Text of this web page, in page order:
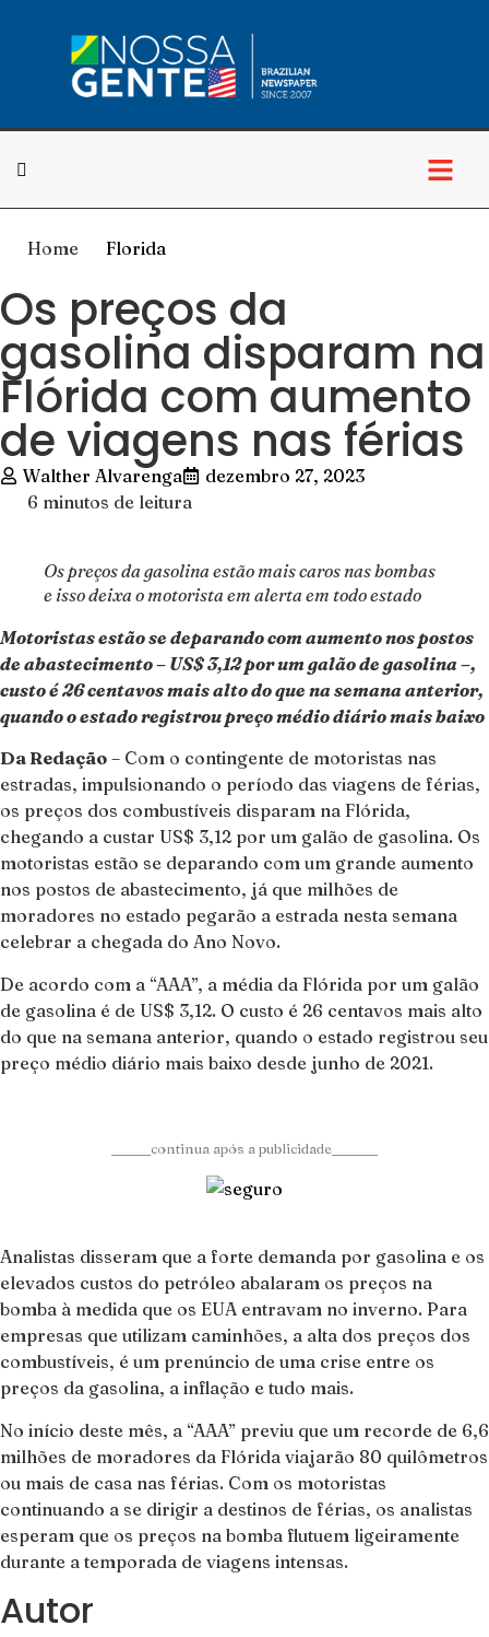
Home Florida
Os preços da
gasolina disparam na
Flórida com aumento
de viagens nas férias
Walther Alvarenga
dezembro 27, 2023
6 minutos de leitura
Os preços da gasolina estão mais caros nas bombas
e isso deixa o motorista em alerta em todo estado
Motoristas estão se deparando com aumento nos postos
de abastecimento – US$ 3,12 por um galão de gasolina –,
custo é 26 centavos mais alto do que na semana anterior,
quando o estado registrou preço médio diário mais baixo
Da Redação – Com o contingente de motoristas nas
estradas, impulsionando o período das viagens de férias,
os preços dos combustíveis disparam na Flórida,
chegando a custar US$ 3,12 por um galão de gasolina. Os
motoristas estão se deparando com um grande aumento
nos postos de abastecimento, já que milhões de
moradores no estado pegarão a estrada nesta semana
celebrar a chegada do Ano Novo.
De acordo com a “AAA”, a média da Flórida por um galão
de gasolina é de US$ 3,12. O custo é 26 centavos mais alto
do que na semana anterior, quando o estado registrou seu
preço médio diário mais baixo desde junho de 2021.
______continua após a publicidade_______
Analistas disseram que a forte demanda por gasolina e os
elevados custos do petróleo abalaram os preços na
bomba à medida que os EUA entravam no inverno. Para
empresas que utilizam caminhões, a alta dos preços dos
combustíveis, é um prenúncio de uma crise entre os
preços da gasolina, a inflação e tudo mais.
No início deste mês, a “AAA” previu que um recorde de 6,6
milhões de moradores da Flórida viajarão 80 quilômetros
ou mais de casa nas férias. Com os motoristas
continuando a se dirigir a destinos de férias, os analistas
esperam que os preços na bomba flutuem ligeiramente
durante a temporada de viagens intensas.
Autor